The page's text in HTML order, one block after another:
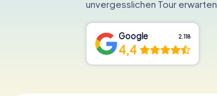
unvergesslichen Tour erwarten.
Google 2.118
4,4